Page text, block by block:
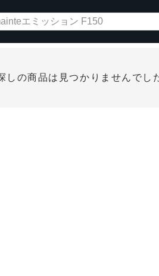
しの商品は見つかりませんでし